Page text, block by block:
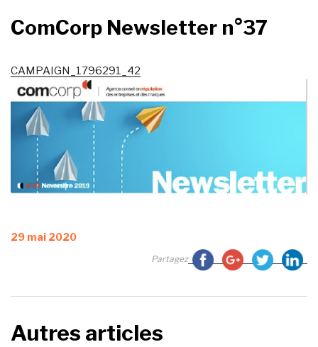
ComCorp Newsletter n°37
CAMPAIGN_1796291_42
Publié
29 mai 2020
Partagez
Autres articles